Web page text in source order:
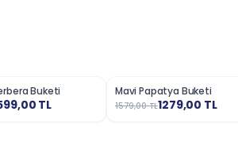
Buketi
TL
%19
Mavi Papatya Buketi
1579,00TL1279,00 TL